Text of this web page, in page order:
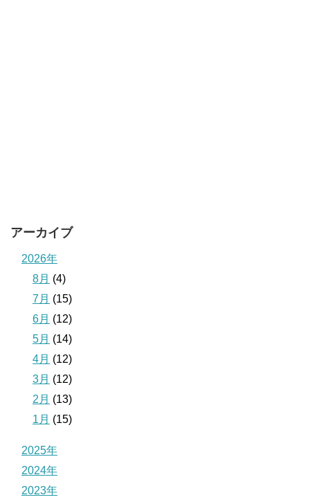
アーカイブ
2026年
8月 (4)
7月 (15)
6月 (12)
5月 (14)
4月 (12)
3月 (12)
2月 (13)
1月 (15)
2025年
2024年
2023年